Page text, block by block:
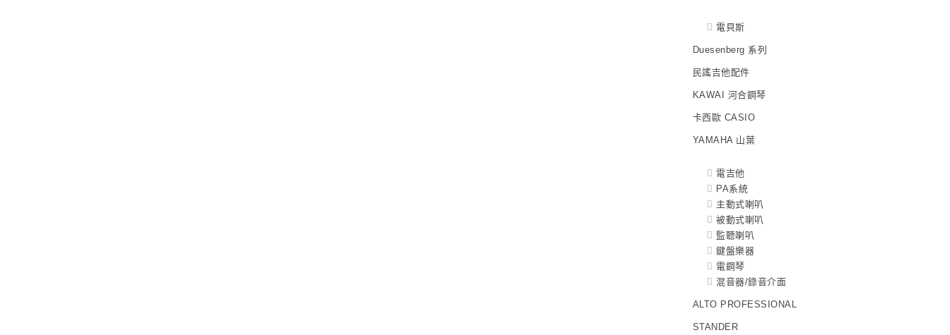
電貝斯
Duesenberg 系列
民謠吉他配件
KAWAI 河合鋼琴
卡西歐 CASIO
YAMAHA 山葉
電吉他
PA系統
主動式喇叭
被動式喇叭
監聽喇叭
鍵盤樂器
電鋼琴
混音器/錄音介面
ALTO PROFESSIONAL
STANDER